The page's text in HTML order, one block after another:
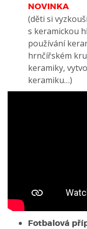
NOVINKA
(děti si
s keramickou
používání
hrnčířském
keramiky,
keramiku…)
Fotbalová